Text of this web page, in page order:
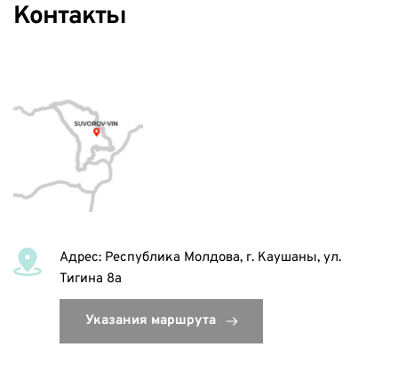
Контакты
Адрес: Республика Молдова, г. Каушаны, ул.
Тигина 8а